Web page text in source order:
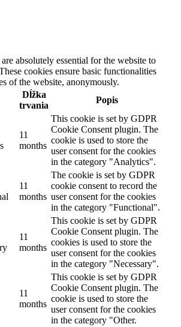
absolutely essential for the website to
cookies ensure basic functionalities
of the website, anonymously.
Dĺžka
trvania
Popis
11
months
This cookie is set by GDPR
Cookie Consent plugin. The
cookie is used to store the
user consent for the cookies
in the category "Analytics".
11
months
The cookie is set by GDPR
cookie consent to record the
user consent for the cookies
in the category "Functional".
11
months
This cookie is set by GDPR
Cookie Consent plugin. The
cookies is used to store the
user consent for the cookies
in the category "Necessary".
11
months
This cookie is set by GDPR
Cookie Consent plugin. The
cookie is used to store the
user consent for the cookies
in the category "Other.